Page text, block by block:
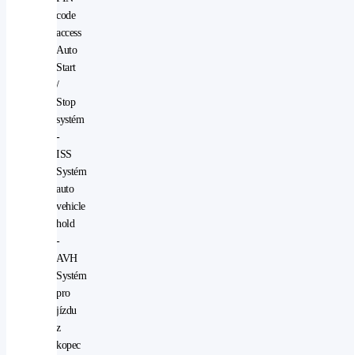
code
access
Auto
Start
/
Stop
systém
-
ISS
Systém
auto
vehicle
hold
-
AVH
Systém
pro
jízdu
z
kopec